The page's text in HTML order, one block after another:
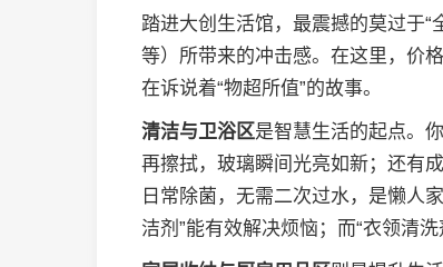
踏进大创生活馆，最震撼的莫过于
等）所带来的冲击感。在这里，价
在诉说着“物超所值”的故事。
清洁与卫浴区是智慧生活的起点。
再擦拭，玻璃瞬间光亮如新；还有
日常除菌，无需二次过水，是懒人
洁剂”能有效解决烦恼；而“衣领清